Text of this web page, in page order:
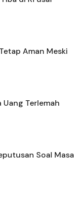
Aman Meski
Uang Terlemah
Soal Masa